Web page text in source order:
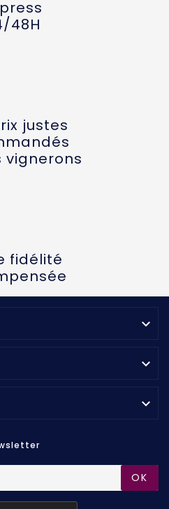
48H
justes
vignerons
fidélité



OK